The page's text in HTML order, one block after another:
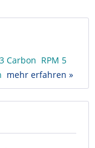
Carbon RPM 5
mehr erfahren »